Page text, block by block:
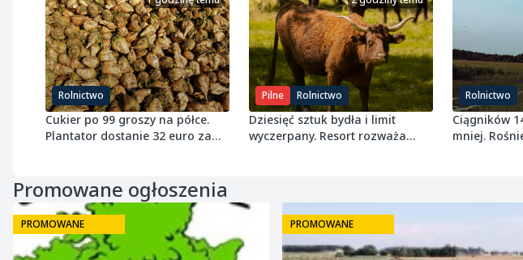
Rolnictwo
Cukier po 99 groszy na półce.
Plantator dostanie 32 euro za
Pilne Rolnictwo
Dziesięć sztuk bydła i limit
wyczerpany. Resort rozważa
Rolnictwo
Ciągników
mniej.
Promowane ogłoszenia
PROMOWANE PROMOWANE